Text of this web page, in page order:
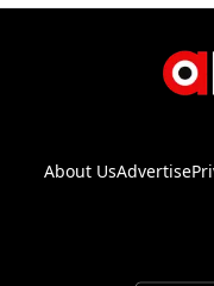
About UsAdvertise